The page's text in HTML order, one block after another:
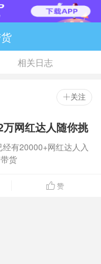
相关日志
 关注
网红达人随你挑
有20000+网红达人入
货
赞